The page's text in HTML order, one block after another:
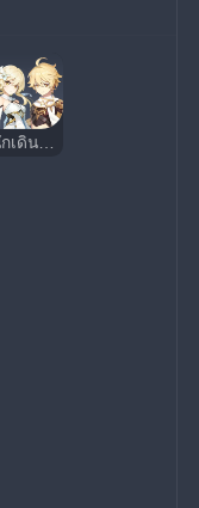
นักเดินทาง (น้ำ)